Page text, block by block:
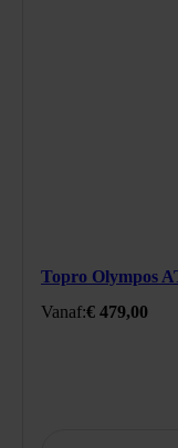
Topro Olympos
479
EUR
https://schema.org/
Standaard prijs: €
Vanaf:€ 479,00